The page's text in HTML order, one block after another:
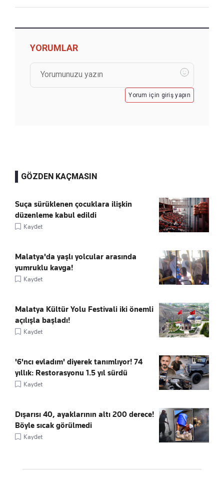
YORUMLAR
Yorum için giriş yapın
GÖZDEN KAÇMASIN
Suça sürüklenen çocuklara ilişkin
düzenleme kabul edildi
Kaydet
Malatya'da yaşlı yolcular arasında
yumruklu kavga!
Kaydet
Malatya Kültür Yolu Festivali iki önemli
açılışla başladı!
Kaydet
'6'ncı evladım' diyerek tanımlıyor! 74
yıllık: Restorasyonu 1.5 yıl sürdü
Kaydet
Dışarısı 40, ayaklarının altı 200 derece!
Böyle sıcak görülmedi
Kaydet